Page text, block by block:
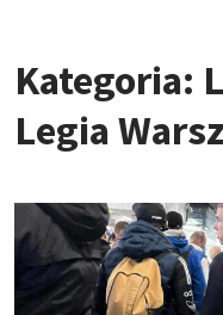
Kategoria:
Legia